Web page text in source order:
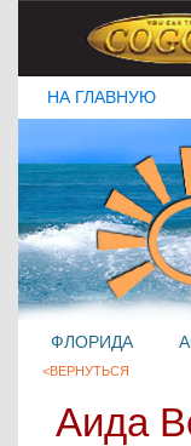
НА ГЛАВНУЮ
ФЛОРИДА
<ВЕРНУТЬСЯ
Аида